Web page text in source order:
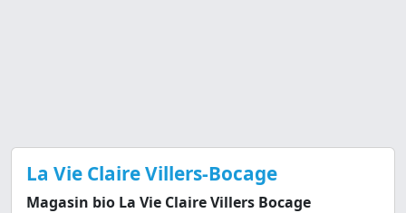
La Vie Claire Villers-Bocage
Magasin bio La Vie Claire Villers Bocage